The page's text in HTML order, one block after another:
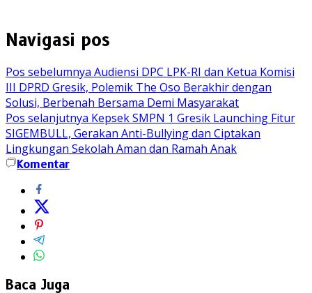
Navigasi pos
Pos sebelumnya Audiensi DPC LPK-RI dan Ketua Komisi
III DPRD Gresik, Polemik The Oso Berakhir dengan
Solusi, Berbenah Bersama Demi Masyarakat
Pos selanjutnya Kepsek SMPN 1 Gresik Launching Fitur
SIGEMBULL, Gerakan Anti-Bullying dan Ciptakan
Lingkungan Sekolah Aman dan Ramah Anak
Komentar
Baca Juga